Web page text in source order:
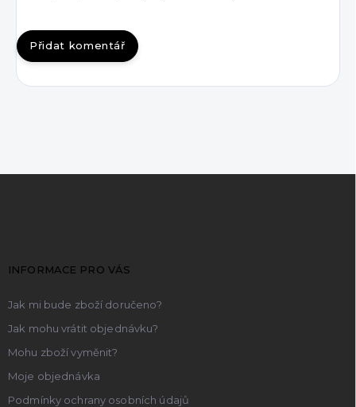
Přidat komentář
INFORMACE PRO VÁS
Jak mi bude zboží doručeno?
Jak mohu vrátit objednávku?
Mohu zboží vyměnit?
Moje objednávka
Podmínky ochrany osobních údajů